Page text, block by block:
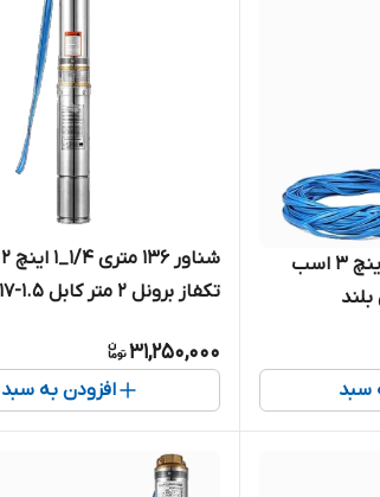
شناور ۲۰۰ متری ۱/۴_۱ اینچ ۳ اسب
کابل بلند
سبد
31,250,000
افزودن به سبد